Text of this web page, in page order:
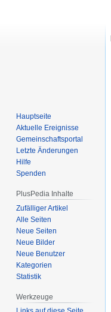
Hauptseite
Aktuelle Ereignisse
Gemeinschafts­portal
Letzte Änderungen
Hilfe
Spenden
PlusPedia Inhalte
Zufälliger Artikel
Alle Seiten
Neue Seiten
Neue Bilder
Neue Benutzer
Kategorien
Statistik
Werkzeuge